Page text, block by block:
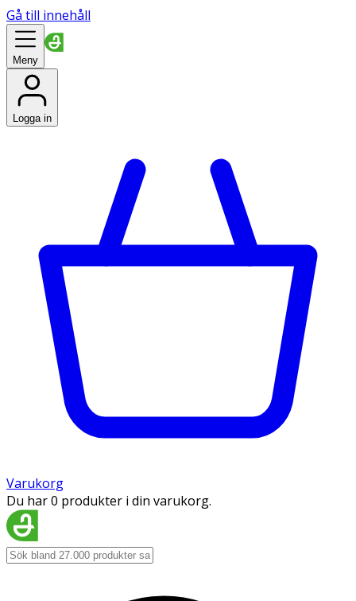
Gå till innehåll
Meny
Logga in
Varukorg
Du har 0 produkter i din varukorg.